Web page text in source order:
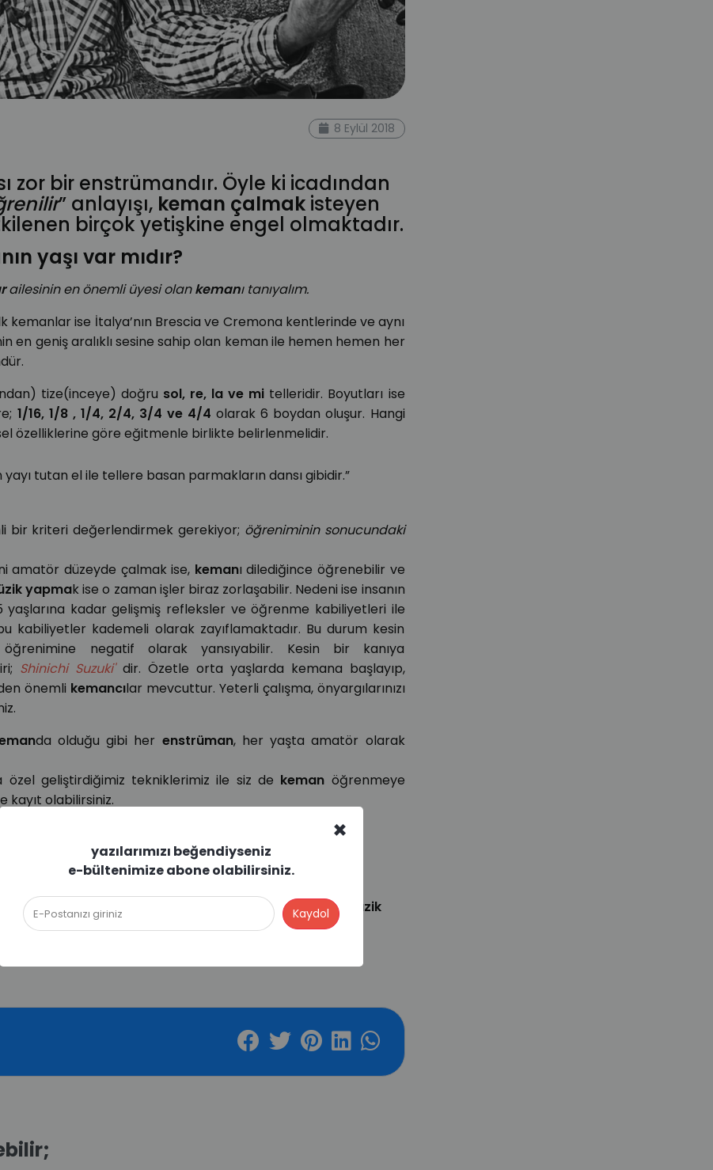
8 Eylül 2018
zor bir enstrümandır. Öyle ki icadından
” anlayışı, keman çalmak isteyen
birçok yetişkine engel olmaktadır.
yaşı var mıdır?
ailesinin en önemli üyesi olankemanı tanıyalım.
kemanlar ise İtalya’nın Brescia ve Cremona kentlerinde ve aynı
en geniş aralıklı sesine sahip olan keman ile hemen hemen her
tize(inceye) doğru sol, re, la ve mi telleridir. Boyutları ise
1/16, 1/8 , 1/4, 2/4, 3/4 ve 4/4 olarak 6 boydan oluşur. Hangi
özelliklerine göre eğitmenle birlikte belirlenmelidir.
tutan el ile tellere basan parmakların dansı gibidir.”
bir kriteri değerlendirmek gerekiyor; öğreniminin sonucundaki
amatör düzeyde çalmak ise, kemanı dilediğince öğrenebilir ve
yapmak ise o zaman işler biraz zorlaşabilir. Nedeni ise insanın
yaşlarına kadar gelişmiş refleksler ve öğrenme kabiliyetleri ile
kabiliyetler kademeli olarak zayıflamaktadır. Bu durum kesin
negatif olarak yansıyabilir. Kesin bir kanıya
Shinichi Suzuki' dir. Özetle orta yaşlarda kemana başlayıp,
önemli kemancılar mevcuttur. Yeterli çalışma, önyargılarınızı
da olduğu gibi her enstrüman, her yaşta amatör olarak
özel geliştirdiğimiz tekniklerimiz ile siz de keman öğrenmeye
kayıt olabilirsiniz.
başlıklı blog yazımıza da göz atmanızı tavsiye ederiz.
dersleri platformu olmanın ötesine geçerek
müzik
×
yazılarımızı beğendiyseniz
e-bültenimize abone olabilirsiniz.